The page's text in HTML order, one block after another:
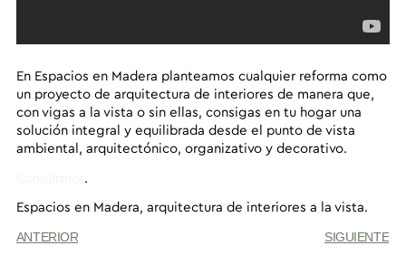
En Espacios en Madera planteamos cualquier reforma como
un proyecto de arquitectura de interiores de manera que,
con vigas a la vista o sin ellas, consigas en tu hogar una
solución integral y equilibrada desde el punto de vista
ambiental, arquitectónico, organizativo y decorativo.
.
Espacios en Madera, arquitectura de interiores a la vista.
ANTERIOR
SIGUIENTE